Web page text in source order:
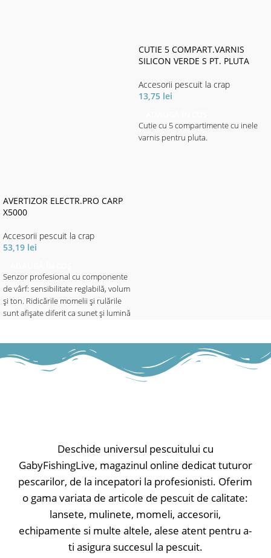
AVERTIZOR ELECTR.PRO CARP
X5000
Accesorii pescuit la crap
53,19 lei
Senzor profesional cu componente
de vârf: sensibilitate reglabilă, volum
și ton. Ridicările momelii și rulările
sunt afișate diferit ca sunet și lumină
Cu funcție de lumină de noapte
reglabilă (integrată la buton) și
funcție de mute. Datorită
• Difuzoare de înaltă performanță
• Ton reglabil
• Comutator pornit-oprit
• Lumina LED servește ca indicator
de putere / 20 sec.în amurg
• Bara LED servește ca indicator de
trăsătură (afișează ridicarea momelii
și rularea diferit), roșu strălucitor
CUTIE 5 COMPART.VARNIS
SILICON VERDE S PT. PLUTA
Accesorii pescuit la crap
13,75 lei
Cutie cu 5 compartimente cu inele
varnis pentru pluta.
Deschide universul pescuitului cu
GabyFishingLive, magazinul online dedicat tuturor
pescarilor, de la incepatori la profesionisti. Oferim
o gama variata de articole de pescuit de calitate:
lansete, mulinete, momeli, accesorii,
echipamente si multe altele, alese atent pentru a-
ti asigura succesul la pescuit.